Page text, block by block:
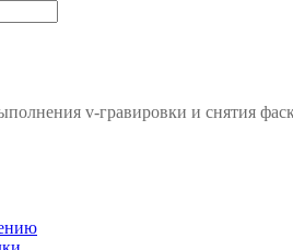
v-гравировки и снятия